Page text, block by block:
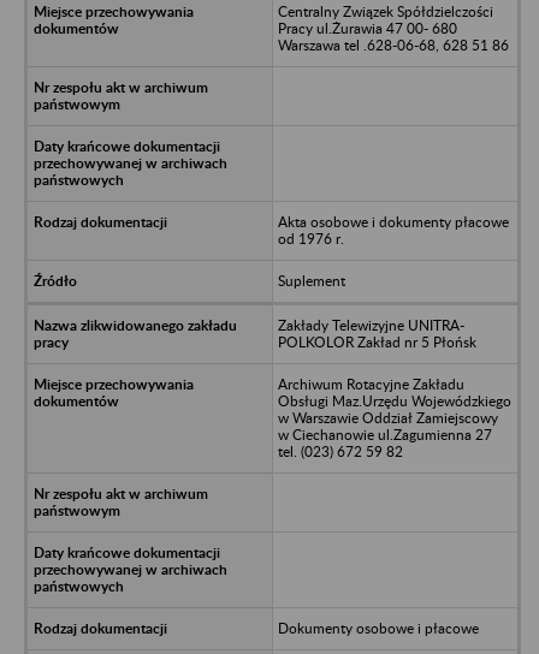
Centralny Związek Spółdzielczości
Pracy ul.Żurawia 47 00- 680
Warszawa tel .628-06-68, 628 51 86
Akta osobowe i dokumenty płacowe
od 1976 r.
Suplement
Zakłady Telewizyjne UNITRA-
POLKOLOR Zakład nr 5 Płońsk
Archiwum Rotacyjne Zakładu
Obsługi Maz.Urzędu Wojewódzkiego
w Warszawie Oddział Zamiejscowy
w Ciechanowie ul.Zagumienna 27
tel. (023) 672 59 82
Dokumenty osobowe i płacowe